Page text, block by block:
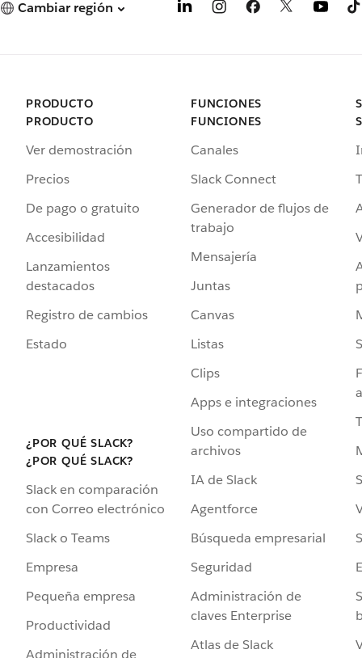
Cambiar región
PRODUCTO
PRODUCTO
Ver demostración
Precios
De pago o gratuito
Accesibilidad
Lanzamientos
destacados
Registro de cambios
Estado
¿POR QUÉ SLACK?
¿POR QUÉ SLACK?
Slack en comparación
con Correo electrónico
Slack o Teams
Empresa
Pequeña empresa
Productividad
FUNCIONES
FUNCIONES
Canales
Slack Connect
Generador de flujos de
trabajo
Mensajería
Juntas
Canvas
Listas
Clips
Apps e integraciones
Uso compartido de
archivos
IA de Slack
Agentforce
Búsqueda empresarial
Seguridad
Administración de
claves Enterprise
Atlas de Slack